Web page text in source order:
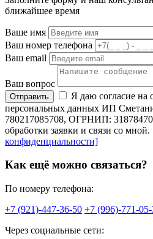
ближайшее время
Ваше имя
Ваш номер телефона
Ваш email
Ваш вопрос
Отправить
Я даю согласие на
персональных данных ИП
780217085708, ОГРНИП:
обработки заявки и связи со мной.
конфиденциальности]
Как ещё можно связаться?
По номеру телефона:
+7 (921)-447-36-50 +7 (996)-771-
Через социальные сети: